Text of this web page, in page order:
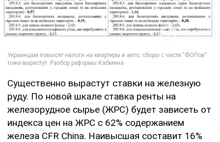
Существенно вырастут ставки на железную
руду. По новой шкале ставка ренты на
железорудное сырье (ЖРС) будет зависеть от
индекса цен на ЖРС с 62% содержанием
железа CFR China. Наивысшая составит 16%